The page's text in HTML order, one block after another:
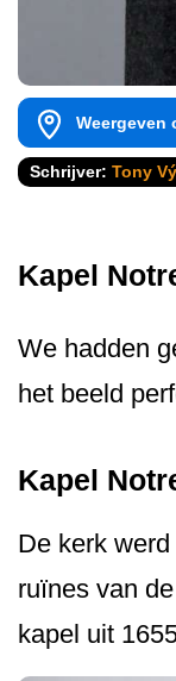
Weergeven
Schrijver: Tony
Kapel
We hadden
het beeld
Kapel
De kerk
ruïnes van
kapel uit